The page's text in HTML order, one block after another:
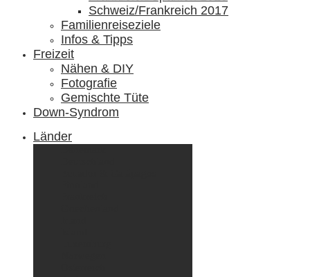
Schweiz/Frankreich 2017
Familienreiseziele
Infos & Tipps
Freizeit
Nähen & DIY
Fotografie
Gemischte Tüte
Down-Syndrom
Länder